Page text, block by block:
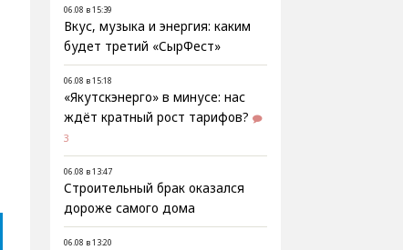
06.08 в 15:39
Вкус, музыка и энергия: каким
будет третий «СырФест»
06.08 в 15:18
«Якутскэнерго» в минусе: нас
ждёт кратный рост тарифов?
3
06.08 в 13:47
Строительный брак оказался
дороже самого дома
06.08 в 13:20